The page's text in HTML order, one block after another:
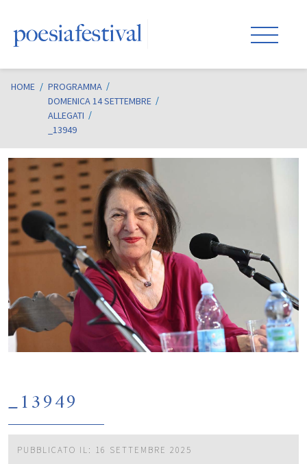
HOME / PROGRAMMA
DOMENICA 14 SETTEMBRE
ALLEGATI
_13949
_13949
PUBBLICATO IL: 16 SETTEMBRE 2025